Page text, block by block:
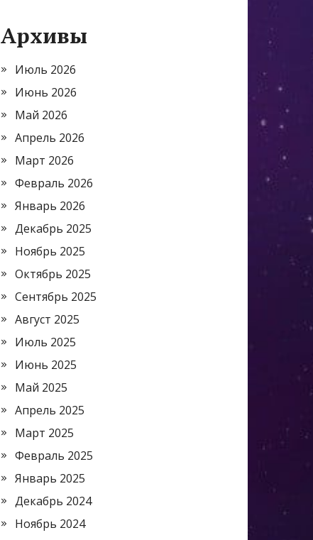
Архивы
Июль 2026
Июнь 2026
Май 2026
Апрель 2026
Март 2026
Февраль 2026
Январь 2026
Декабрь 2025
Ноябрь 2025
Октябрь 2025
Сентябрь 2025
Август 2025
Июль 2025
Июнь 2025
Май 2025
Апрель 2025
Март 2025
Февраль 2025
Январь 2025
Декабрь 2024
Ноябрь 2024